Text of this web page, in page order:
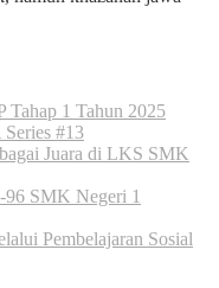
Tahap 1 Tahun 2025
#13
Juara di LKS SMK
96 SMK Negeri 1
Pembelajaran Sosial